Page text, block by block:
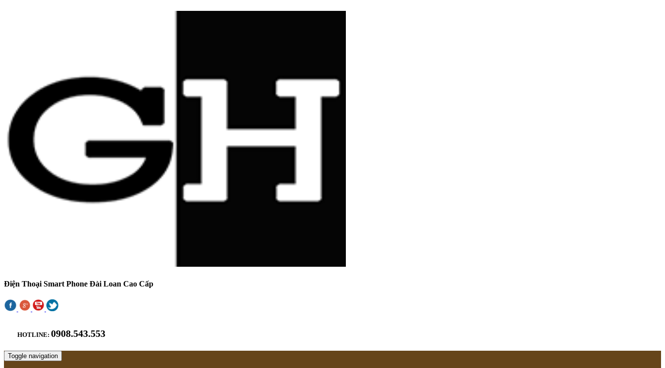
Điện Thoại Smart Phone Đài Loan Cao Cấp
HOTLINE:0908.543.553
Toggle navigation